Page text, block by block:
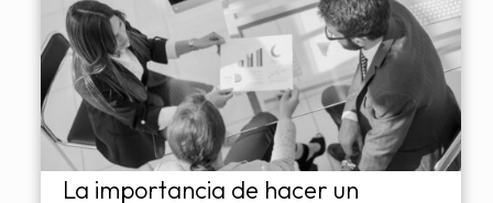
La importancia de hacer un